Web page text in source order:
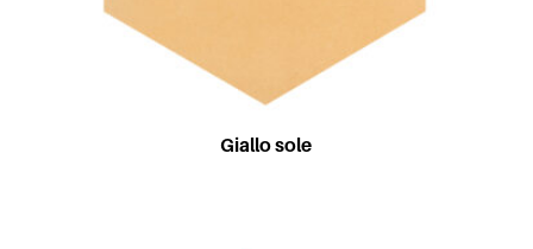
Giallo sole